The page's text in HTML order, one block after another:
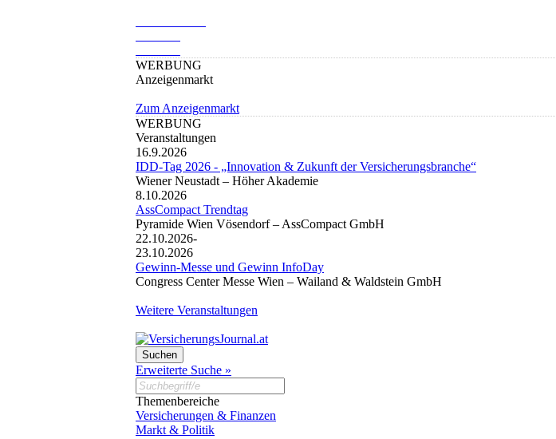
WERBUNG
Anzeigenmarkt
Zum Anzeigenmarkt
WERBUNG
Veranstaltungen
16.9.2026
IDD-Tag 2026 - „Innovation & Zukunft der Versicherungsbranche“
Wiener Neustadt – Höher Akademie
8.10.2026
AssCompact Trendtag
Pyramide Wien Vösendorf – AssCompact GmbH
22.10.2026-
23.10.2026
Gewinn-Messe und Gewinn InfoDay
Congress Center Messe Wien – Wailand & Waldstein GmbH
Weitere Veranstaltungen
Erweiterte Suche »
Themenbereiche
Versicherungen & Finanzen
Markt & Politik